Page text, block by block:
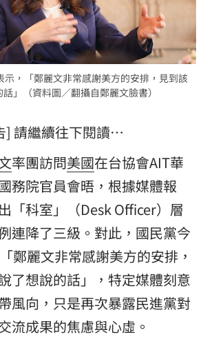
示，「鄭麗文非常感謝美方的安排，見到該
」（資料圖／翻攝自鄭麗文臉書）
] 請繼續往下閱讀…
率團訪問美國在台協會AIT華
務院官員會晤，根據媒體報
「科室」（Desk Officer）層
連降了三級。對此，國民黨今
鄭麗文非常感謝美方的安排，
了想說的話」，特定媒體刻意
風向，只是再次暴露民進黨對
流成果的焦慮與心虛。